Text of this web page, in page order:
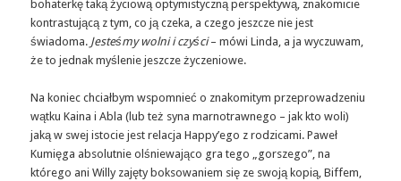
bohaterkę taką życiową optymistyczną perspektywą, znakomicie
kontrastującą z tym, co ją czeka, a czego jeszcze nie jest
świadoma. Jesteśmy wolni i czyści– mówi Linda, a ja wyczuwam,
że to jednak myślenie jeszcze życzeniowe.
Na koniec chciałbym wspomnieć o znakomitym przeprowadzeniu
wątku Kaina i Abla (lub też syna marnotrawnego – jak kto woli)
jaką w swej istocie jest relacja Happy’ego z rodzicami. Paweł
Kumięga absolutnie olśniewająco gra tego „gorszego”, na
którego ani Willy zajęty boksowaniem się ze swoją kopią, Biffem,